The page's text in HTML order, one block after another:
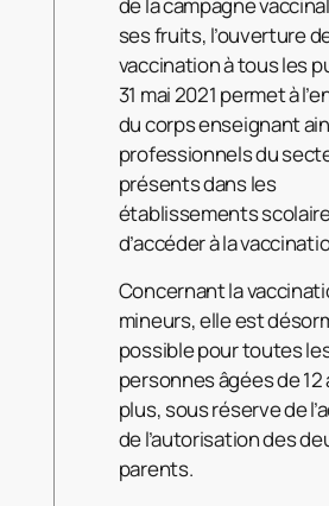
ses fruits, l’ouverture
vaccination à tous les
31 mai 2021 permet à
du corps enseignant
professionnels du
présents dans les
établissements
d’accéder à la
Concernant la
mineurs, elle est
possible pour toutes
personnes âgées de 12
plus, sous réserve de
de l’autorisation des
parents.